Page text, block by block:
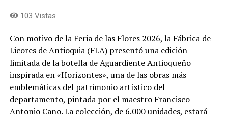
Yurani Mejía, quienes serán los guías durante el
Durante el recorrido, los visitantes podrán conocer de
cerca el proceso de elaboración de las silletas y las
historias de las familias que mantienen vivo este oficio.
Más de 30 silleteros de Envigado hacen parte de esta
tradición y llevarán sus creaciones al tradicional Desfile
de Silleteros de la Feria de las Flores de Medellín.
103 Vistas
Con motivo de la Feria de las Flores 2026, la Fábrica de
Licores de Antioquia (FLA) presentó una edición
limitada de la botella de Aguardiente Antioqueño
inspirada en «Horizontes», una de las obras más
emblemáticas del patrimonio artístico del
departamento, pintada por el maestro Francisco
Antonio Cano. La colección, de 6.000 unidades, estará